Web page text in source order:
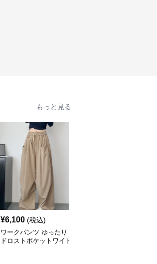
もっと見る
¥6,100 (税込)
ワークパンツ ゆったり
ドロストポケットワイド